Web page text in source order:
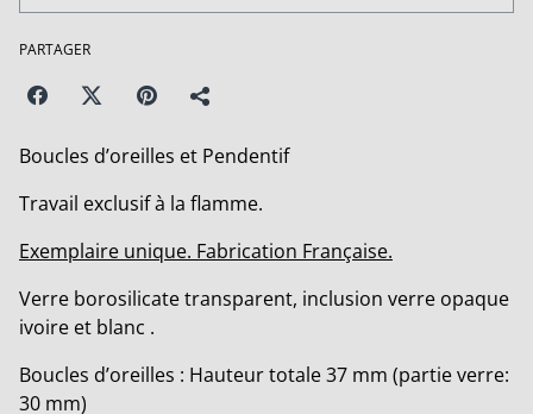
PARTAGER
Boucles d’oreilles et Pendentif
Travail exclusif à la flamme.
Exemplaire unique. Fabrication Française.
Verre borosilicate transparent, inclusion verre opaque
ivoire et blanc .
Boucles d’oreilles : Hauteur totale 37 mm (partie verre:
30 mm)